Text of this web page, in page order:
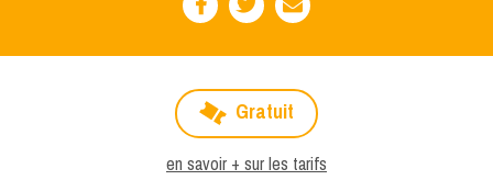
Gratuit
en savoir + sur les tarifs